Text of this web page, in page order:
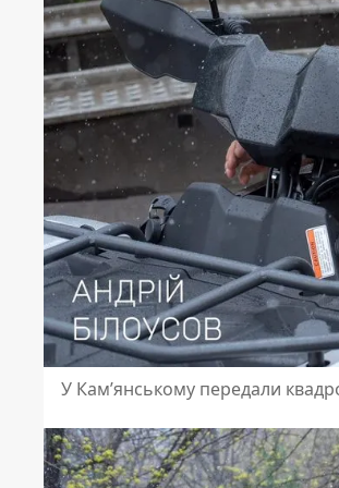
У Кам’янському передали